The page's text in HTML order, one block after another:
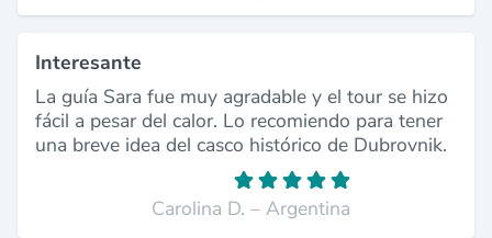
Interesante
La guía Sara fue muy agradable y el tour se hizo
fácil a pesar del calor. Lo recomiendo para tener
una breve idea del casco histórico de Dubrovnik.
Carolina D. – Argentina